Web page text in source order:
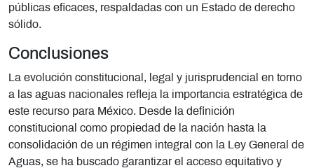
públicas eficaces, respaldadas con un Estado de derecho
sólido.
Conclusiones
La evolución constitucional, legal y jurisprudencial en torno
a las aguas nacionales refleja la importancia estratégica de
este recurso para México. Desde la definición
constitucional como propiedad de la nación hasta la
consolidación de un régimen integral con la Ley General de
Aguas, se ha buscado garantizar el acceso equitativo y